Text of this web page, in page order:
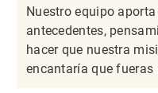
Nuestro equipo
antecedentes,
hacer que nuestra
encantaría que fueras